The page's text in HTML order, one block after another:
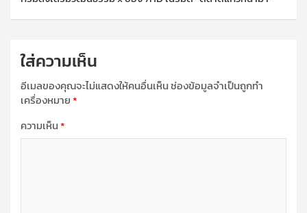
ใส่ความเห็น
อีเมลของคุณจะไม่แสดงให้คนอื่นเห็นช่องข้อมูลจำเป็นถูกทำ
เครื่องหมาย*
ความเห็น*